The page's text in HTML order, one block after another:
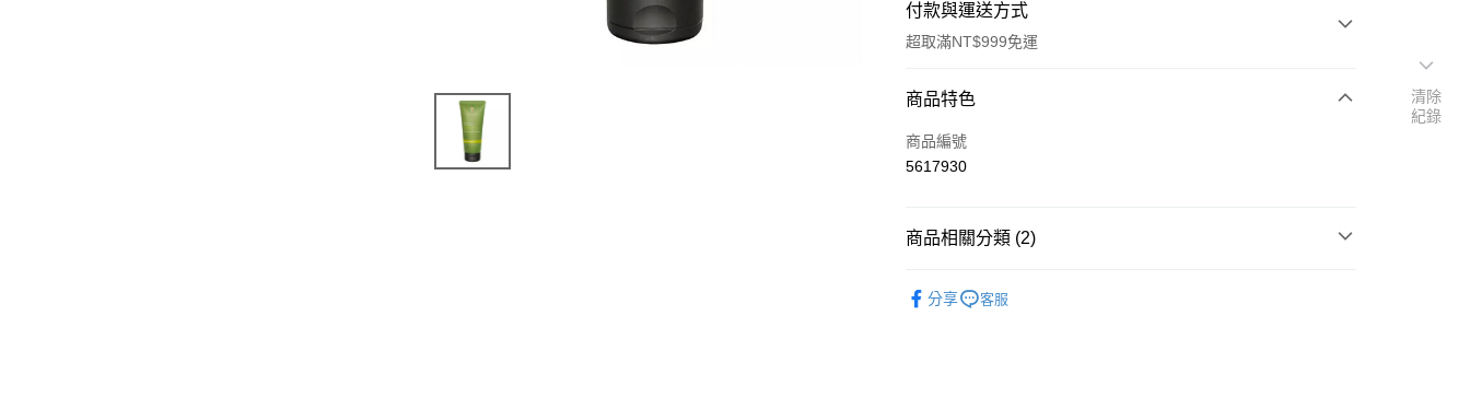
付款與運送方式
超取滿NT$999免運
付款方式
信用卡一次付款
街口支付
商品特色
商品編號
5617930
商品相關分類 (2)
分享 客服
清除
紀錄